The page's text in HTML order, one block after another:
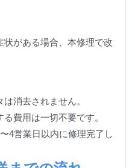
状がある場合、本修理で改
消去されません。
る費用は一切不要です。
4営業日以内に修理完了し